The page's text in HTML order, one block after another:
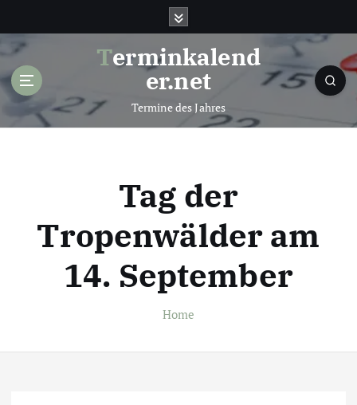
t
Terminkalend
er.net
Termine des Jahres
Tag der
Tropenwälder am
14. September
Home